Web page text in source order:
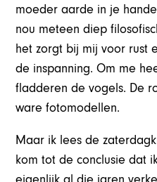
moeder aarde in je
nou meteen diep
het zorgt bij mij voor rust
de inspanning. Om me
fladderen de vogels. De
ware fotomodellen.
Maar ik lees de
kom tot de conclusie dat